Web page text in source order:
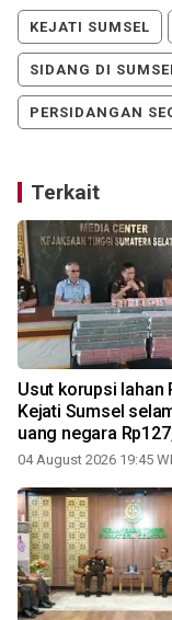
KEJATI SUMSEL
SIDANG DI
PERSIDANGAN
Terkait
Usut korupsi lahan
Kejati Sumsel
uang negara
04 August 2026 19:45